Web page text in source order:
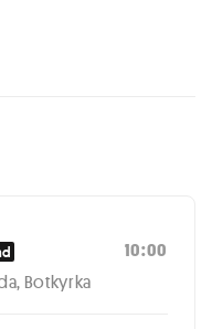
Botkyrka
10:00